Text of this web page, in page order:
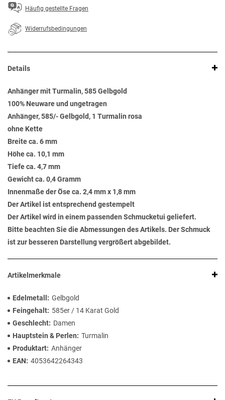
Häufig gestellte Fragen
Widerrufsbedingungen
Details
Anhänger mit Turmalin, 585 Gelbgold
100% Neuware und ungetragen
Anhänger, 585/- Gelbgold, 1 Turmalin rosa
ohne Kette
Breite ca. 6 mm
Höhe ca. 10,1 mm
Tiefe ca. 4,7 mm
Gewicht ca. 0,4 Gramm
Innenmaße der Öse ca. 2,4 mm x 1,8 mm
Der Artikel ist entsprechend gestempelt
Der Artikel wird in einem passenden Schmucketui geliefert.
Bitte beachten Sie die Abmessungen des Artikels. Der Schmuck
ist zur besseren Darstellung vergrößert abgebildet.
Artikelmerkmale
Edelmetall
Gelbgold
Feingehalt
585er / 14 Karat Gold
Geschlecht
Damen
Hauptstein & Perlen
Turmalin
Produktart Anhänger
EAN
4053642264343